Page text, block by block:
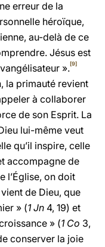
erreur de la
héroïque,
au-delà de ce
Jésus est
».[9]
la primauté revient
à collaborer
de son Esprit. La
lui-même veut
qu’il inspire, celle
accompagne de
l’Église, on doit
de Dieu, que
» (1 Jn 4, 19) et
» (1 Co 3,
conserver la joie